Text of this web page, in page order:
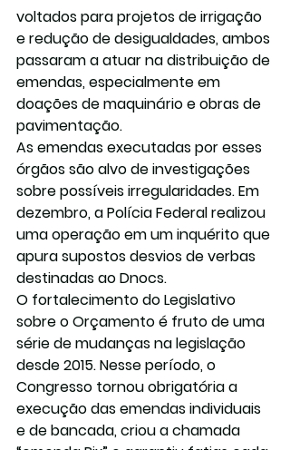
voltados para projetos de irrigação
e redução de desigualdades, ambos
passaram a atuar na distribuição de
emendas, especialmente em
doações de maquinário e obras de
pavimentação.
As emendas executadas por esses
órgãos são alvo de investigações
sobre possíveis irregularidades. Em
dezembro, a Polícia Federal realizou
uma operação em um inquérito que
apura supostos desvios de verbas
destinadas ao Dnocs.
O fortalecimento do Legislativo
sobre o Orçamento é fruto de uma
série de mudanças na legislação
desde 2015. Nesse período, o
Congresso tornou obrigatória a
execução das emendas individuais
e de bancada, criou a chamada